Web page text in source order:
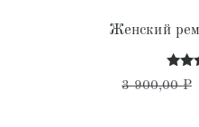
Женский
3 900,00₽